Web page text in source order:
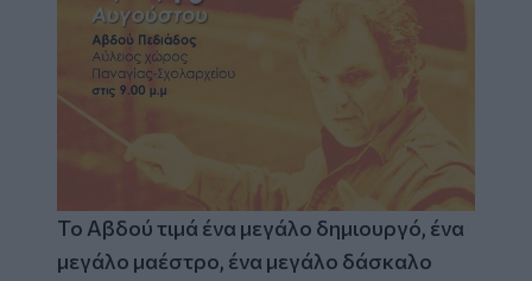
Το Αβδού τιμά ένα μεγάλο δημιουργό, ένα
μεγάλο μαέστρο, ένα μεγάλο δάσκαλο